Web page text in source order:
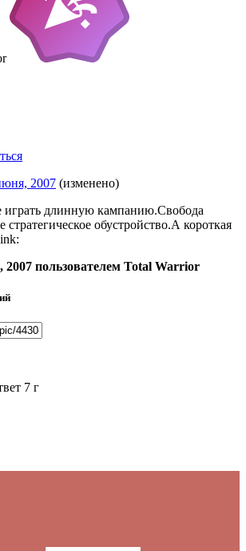
2007 (изменено)
играть длинную кампанию.Свобода
стратегическое обустройство.А короткая
2007 пользователем Total Warrior
7 г